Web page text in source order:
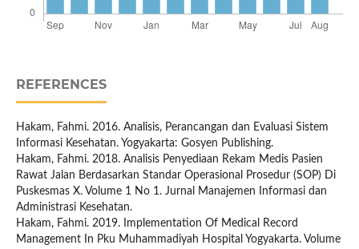
REFERENCES
Hakam, Fahmi. 2016. Analisis, Perancangan dan Evaluasi Sistem
Informasi Kesehatan. Yogyakarta: Gosyen Publishing.
Hakam, Fahmi. 2018. Analisis Penyediaan Rekam Medis Pasien
Rawat Jalan Berdasarkan Standar Operasional Prosedur (SOP) Di
Puskesmas X. Volume 1 No 1. Jurnal Manajemen Informasi dan
Administrasi Kesehatan.
Hakam, Fahmi. 2019. Implementation Of Medical Record
Management In Pku Muhammadiyah Hospital Yogyakarta. Volume